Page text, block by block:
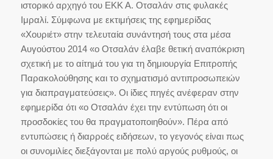
ιστορικό αρχηγό του ΕΚΚ Α. Οτσαλάν στις φυλακές
Ιμραλί. Σύμφωνα με εκτιμήσεις της εφημερίδας
«Χουριέτ» στην τελευταία συνάντησή τους στα μέσα
Αυγούστου 2014 «ο Οτσαλάν έλαβε θετική αναπόκριση
σχετική με το αίτημά του για τη δημιουργία Επιτροπής
Παρακολούθησης και το σχηματισμό αντιπροσωπειών
για διαπραγματεύσεις». Οι ίδιες πηγές ανέφεραν στην
εφημερίδα ότι «ο Οτσαλάν έχει την εντύπωση ότι οι
προσδοκίες του θα πραγματοποιηθούν». Πέρα από
εντυπώσεις ή διαρροές ειδήσεων, το γεγονός είναι πως
οι συνομιλίες διεξάγονται με πολύ αργούς ρυθμούς, οι